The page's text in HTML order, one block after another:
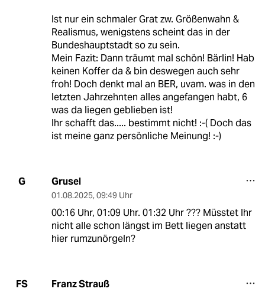
Ist nur ein schmaler Grat zw. Größenwahn &
Realismus, wenigstens scheint das in der
Bundeshauptstadt so zu sein.
Mein Fazit: Dann träumt mal schön! Bärlin! Hab
keinen Koffer da & bin deswegen auch sehr
froh! Doch denkt mal an BER, uvam. was in den
letzten Jahrzehnten alles angefangen habt, 6
was da liegen geblieben ist!
Ihr schafft das..... bestimmt nicht! :-( Doch das
ist meine ganz persönliche Meinung! :-)
G Grusel
01.08.2025, 09:49 Uhr
00:16 Uhr, 01:09 Uhr. 01:32 Uhr ??? Müsstet Ihr
nicht alle schon längst im Bett liegen anstatt
hier rumzunörgeln?
FS Franz Strauß